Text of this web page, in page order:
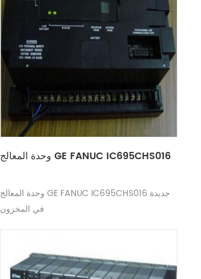
وحدة المعالج GE FANUC IC695CHS016
وحدة المعالج GE FANUC IC695CHS016 جديدة
في المخزون